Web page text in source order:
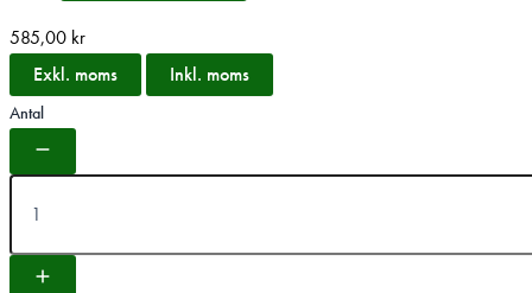
585,00 kr
Exkl. moms
Inkl. moms
Antal